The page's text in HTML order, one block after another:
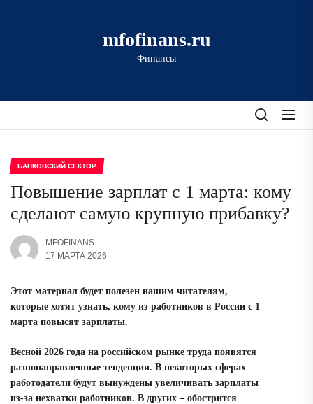
mfofinans.ru
Финансы
БАНКОВСКИЙ СЕКТОР
Повышение зарплат с 1 марта: кому
сделают самую крупную прибавку?
MFOFINANS
17 МАРТА 2026
Этот материал будет полезен нашим читателям,
которые хотят узнать, кому из работников в России с 1
марта повысят зарплаты.
Весной 2026 года на российском рынке труда появятся
разнонаправленные тенденции. В некоторых сферах
работодатели будут вынуждены увеличивать зарплаты
из-за нехватки работников. В других – обострится